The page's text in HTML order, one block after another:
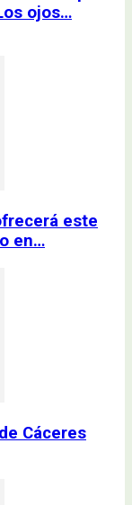
ojos…
este
en…
Cáceres